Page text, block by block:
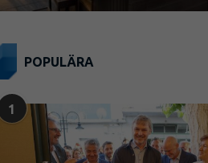
POPULÄRA
1